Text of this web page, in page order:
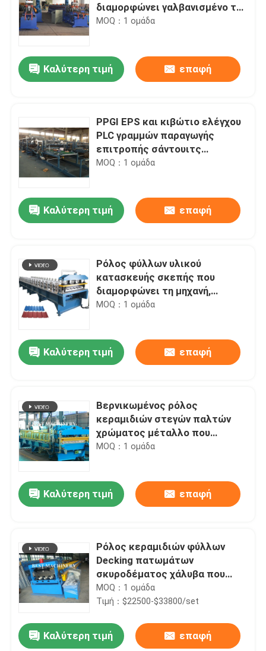
Σπίτι
Περίπου εμείς
διαμορφώνει γαλβανισμένο το
μηχανή ηλιακό κανάλι Unistrict
MOQ：1 ομάδα
Καλύτερη τιμή επαφή
PPGI EPS και κιβώτιο ελέγχου
PLC γραμμών παραγωγής
επιτροπής σάντουιτς
Rockwool
MOQ：1 ομάδα
Καλύτερη τιμή επαφή
Ρόλος φύλλων υλικού
κατασκευής σκεπής που
διαμορφώνει τη μηχανή,
ζαρωμένος υλικό κατασκευής
MOQ：1 ομάδα
Καλύτερη τιμή επαφή
Βερνικωμένος ρόλος
κεραμιδιών στεγών παλτών
χρώματος μέταλλο που
διαμορφώνει τη μηχανή 4m/min
MOQ：1 ομάδα
Καλύτερη τιμή επαφή
Ρόλος κεραμιδιών φύλλων
Decking πατωμάτων
σκυροδέματος χάλυβα που
διαμορφώνει το επίστρωμα
ψευδάργυρου μηχανών
MOQ：1 ομάδα
Τιμή：$22500-$33800/set
Καλύτερη τιμή επαφή